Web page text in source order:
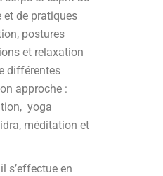
et de pratiques
postures
et relaxation
différentes
approche :
yoga
méditation et
s’effectue en